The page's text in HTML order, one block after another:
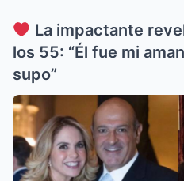
La impactante
los 55: “Él fue mi
supo”